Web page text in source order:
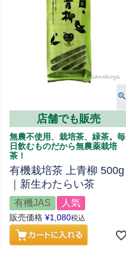
店舗でも販売
無農不使用、栽培茶、緑茶。毎
日飲むものだから無農薬栽培
茶！
有機栽培茶 上青柳 500g
｜新生わたらい茶
有機JAS 人気
販売価格 ¥1,080税込